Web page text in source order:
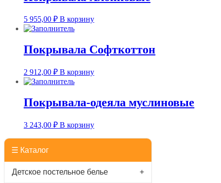
5 955,00 ₽ В корзину
Покрывала Софткоттон
2 912,00 ₽ В корзину
Покрывала-одеяла муслиновые
3 243,00 ₽ В корзину
☰ Каталог
Детское постельное белье +